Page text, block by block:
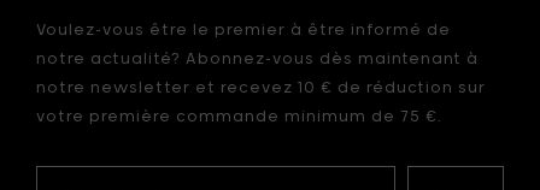
Voulez-vous être le premier à être informé de
notre actualité? Abonnez-vous dès maintenant à
notre newsletter et recevez 10 € de réduction sur
votre première commande minimum de 75 €.